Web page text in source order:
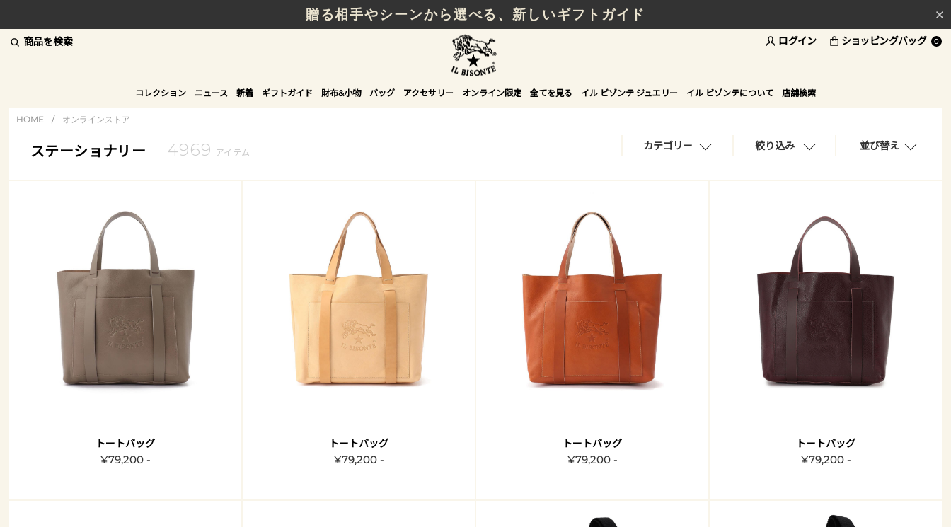
贈る相手やシーンから選べる、新しいギフトガイド
商品を検索 ログイン ショッピングバッグ 0
コレクション ニュース 新着 ギフトガイド 財布&小物 バッグ アクセサリー オンライン限定 全てを見る イル ビゾンテ ジュエリー イル ビゾンテについて 店舗検索
HOME / オンラインストア
ステーショナリー 4969 アイテム
カテゴリー 絞り込み 並び替え
トートバッグ
¥79,200 -
トートバッグ
¥79,200 -
トートバッグ
¥79,200 -
トートバッグ
¥79,200 -